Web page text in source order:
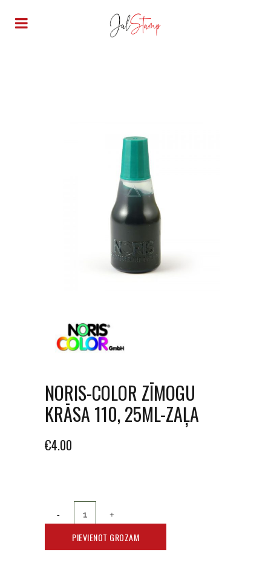
NORIS-COLOR ZĪMOGU
KRĀSA 110, 25ML-ZAĻA
€4.00
PIEVIENOT GROZAM